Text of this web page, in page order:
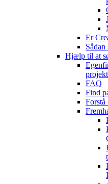
Er
Hjælp til at
projekt
FAQ
Find
Forstå